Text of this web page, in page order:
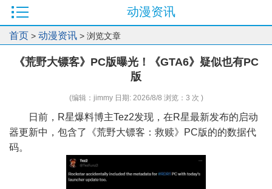
动漫资讯
首页 > 动漫资讯 > 浏览文章
《荒野大镖客》PC版曝光！《GTA6》疑似也有PC
版
(编辑：jimmy 日期: 2026/8/8 浏览：3 次 )
日前，R星爆料博主Tez2发现，在R星最新发布的启动
器更新中，包含了《荒野大镖客：救赎》PC版的的数据代
码。